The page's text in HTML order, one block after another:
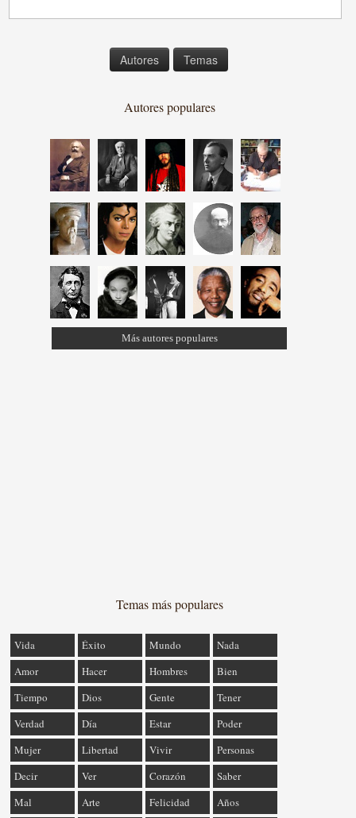
Autores Temas
Autores populares
Más autores populares
Temas más populares
Vida Éxito Mundo
Nada
Amor
Hacer Hombres
Bien
Tiempo
Dios Gente
Tener
Verdad
Día Estar
Poder
Mujer
Libertad Vivir
Personas
Decir
Ver Corazón
Saber
Mal
Arte Felicidad Años